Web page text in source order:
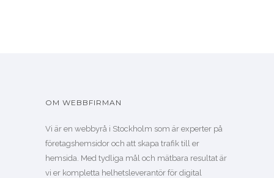
OM WEBBFIRMAN
Vi är en webbyrå i Stockholm som är experter på
företagshemsidor och att skapa trafik till er
hemsida. Med tydliga mål och mätbara resultat är
vi er kompletta helhetsleverantör för digital